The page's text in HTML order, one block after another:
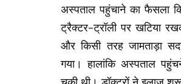
अस्पताल पहुंचाने का फैसला
ट्रैक्टर-ट्रॉली पर खटिया
और किसी तरह जामताड़ा
गया। हालांकि अस्पताल